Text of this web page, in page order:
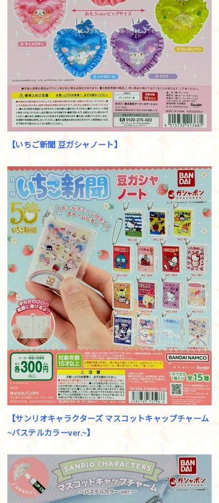
【いちご新聞 豆ガシャノート】
【サンリオキャラクターズ マスコットキャップチャーム
~パステルカラーver.~】